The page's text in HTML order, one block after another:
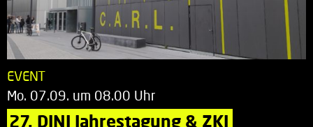
EVENT
Mo. 07.09. um 08.00 Uhr
27. DINI Jahrestagung & ZKI